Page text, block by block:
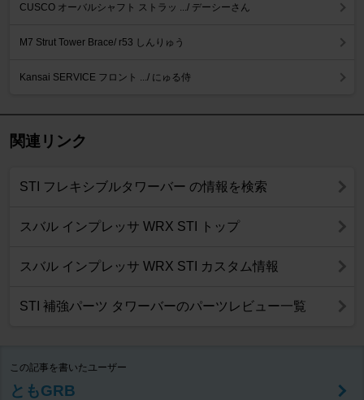
CUSCO オーバルシャフト ストラッ .../ デーシーさん
M7 Strut Tower Brace/ r53 しんりゅう
Kansai SERVICE フロント .../ にゅる侍
関連リンク
STI フレキシブルタワーバー の情報を検索
スバル インプレッサ WRX STI トップ
スバル インプレッサ WRX STI カスタム情報
STI 補強パーツ タワーバーのパーツレビュー一覧
この記事を書いたユーザー
ともGRB